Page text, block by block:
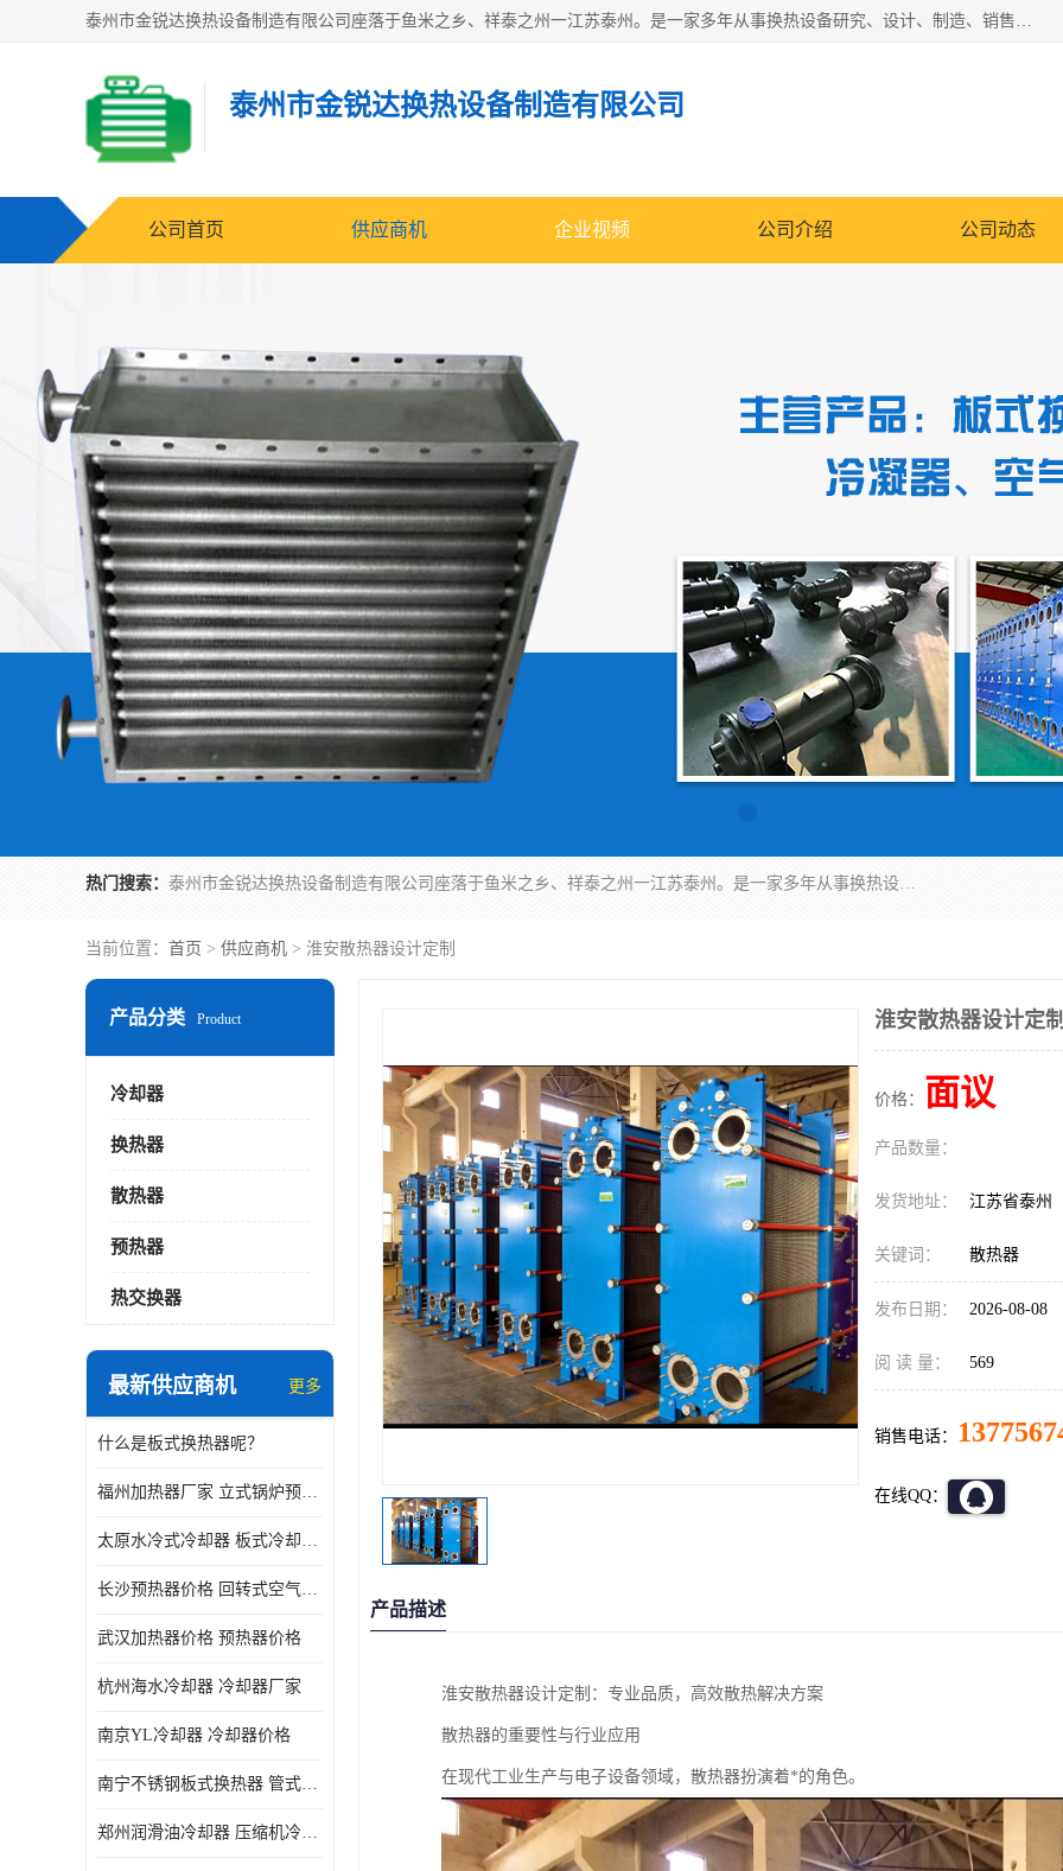
泰州市金锐达换热设备制造有限公司座落于鱼米之乡、祥泰之州一江苏泰州。是一家多年从事换热设备研究、设计、制造、销售、服务于一体的生产企业。
泰州市金锐达换热设备制造有限公司
公司首页 供应商机 企业视频 公司介绍 公司动态
热门搜索： 泰州市金锐达换热设备制造有限公司座落于鱼米之乡、祥泰之州一江苏泰州。是一家多年从事换热设备研究、设计、制造、销售、服务于一体的生产企业。
当前位置： 首页 > 供应商机 > 淮安散热器设计定制
产品分类 Product
冷却器
换热器
散热器
预热器
热交换器
最新供应商机 更多
什么是板式换热器呢？
福州加热器厂家 立式锅炉预热器
太原水冷式冷却器 板式冷却器厂家
长沙预热器价格 回转式空气预热器
武汉加热器价格 预热器价格
杭州海水冷却器 冷却器厂家
南京YL冷却器 冷却器价格
南宁不锈钢板式换热器 管式空气预热加工定制
郑州润滑油冷却器 压缩机冷却器
淮安散热器设计定
价格： 面议
产品数量：
发货地址： 江苏省泰州
关键词： 散热器
发布日期： 2026-08-08
阅 读 量： 569
销售电话：
在线QQ：
产品描述
淮安散热器设计定制：专业品质，高效散热解决方案
散热器的重要性与行业应用
在现代工业生产与电子设备领域，散热器扮演着*的角色。